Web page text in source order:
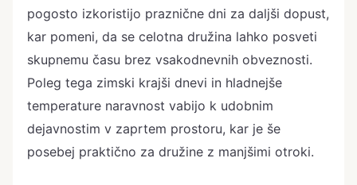
pogosto izkoristijo praznične dni za daljši dopust,
kar pomeni, da se celotna družina lahko posveti
skupnemu času brez vsakodnevnih obveznosti.
Poleg tega zimski krajši dnevi in hladnejše
temperature naravnost vabijo k udobnim
dejavnostim v zaprtem prostoru, kar je še
posebej praktično za družine z manjšimi otroki.